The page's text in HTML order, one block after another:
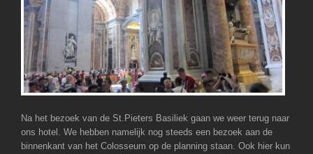
Na het bezoek van de St.Pieters Basiliek gaan we weer terug naar
ons hotel. We hebben namelijk nog steeds een bezoek aan de
binnenkant van het Colosseum op de planning staan. Ook hier kun